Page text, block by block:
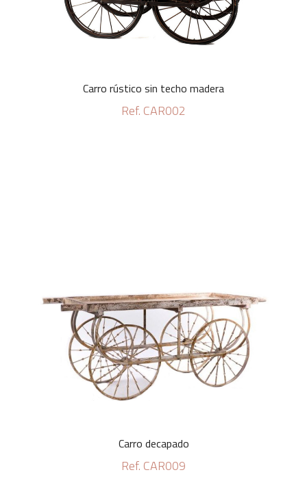
Carro rústico sin techo madera
Ref. CAR002
Carro decapado
Ref. CAR009